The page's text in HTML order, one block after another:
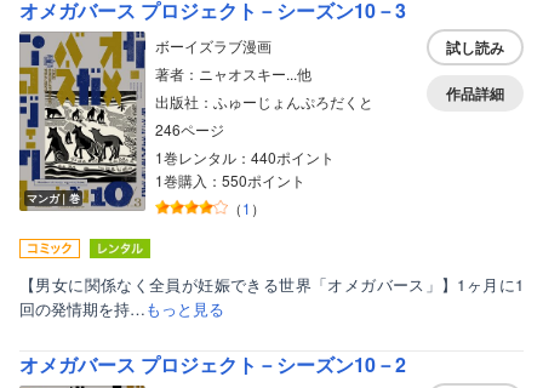
オメガバース プロジェクト－シーズン10－3
マンガ｜巻
ボーイズラブ漫画
著者：ニャオスキー...他
出版社：ふゅーじょんぷろだくと
246ページ
1巻レンタル：440ポイント
1巻購入：550ポイント
（1 ）
試し読み
作品詳細
【男女に関係なく全員が妊娠できる世界「オメガバース」】1ヶ月に1
回の発情期を持…もっと見る
オメガバース プロジェクト－シーズン10－2
ティーンズラブ
美女・美少女
女性写真集